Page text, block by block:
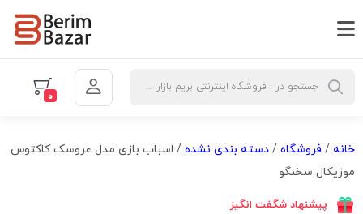
0
خانه / فروشگاه /دسته بندی نشده / اسباب بازی مدل عروسک کاکتوس
موزیکال سخنگو
پیشنهاد شگفت انگیز